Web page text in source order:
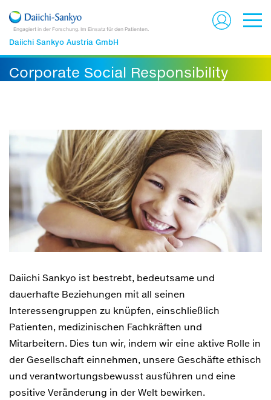
Engagiert in der Forschung. Im Einsatz für den Patienten.
Daiichi Sankyo Austria GmbH
Corporate Social Responsibility
Daiichi Sankyo ist bestrebt, bedeutsame und
dauerhafte Beziehungen mit all seinen
Interessengruppen zu knüpfen, einschließlich
Patienten, medizinischen Fachkräften und
Mitarbeitern. Dies tun wir, indem wir eine aktive Rolle in
der Gesellschaft einnehmen, unsere Geschäfte ethisch
und verantwortungsbewusst ausführen und eine
positive Veränderung in der Welt bewirken.